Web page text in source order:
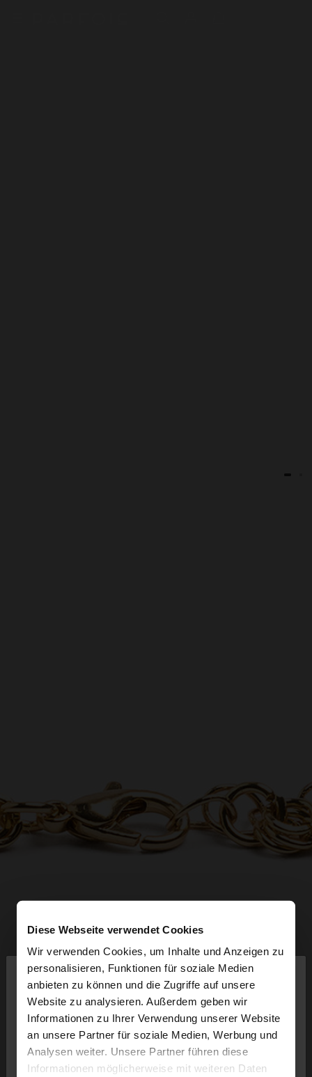
Diese Webseite verwendet Cookies
Wir verwenden Cookies, um Inhalte und Anzeigen zu
personalisieren, Funktionen für soziale Medien
anbieten zu können und die Zugriffe auf unsere
Website zu analysieren. Außerdem geben wir
Informationen zu Ihrer Verwendung unserer Website
an unsere Partner für soziale Medien, Werbung und
Analysen weiter. Unsere Partner führen diese
Informationen möglicherweise mit weiteren Daten
hallo
Sie greifen von Schweiz auf die Website zu.
Möchten Sie unsere United States Website